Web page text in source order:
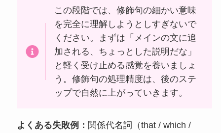
この段階では、修飾句の細かい意味
を完全に理解しようとしすぎないで
ください。まずは「メインの文に追
加される、ちょっとした説明だな」
と軽く受け止める感覚を養いましょ
う。修飾句の処理精度は、後のステ
ップで自然に上がっていきます。
よくある失敗例： 関係代名詞（that / which /